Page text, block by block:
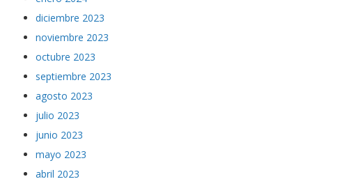
diciembre 2023
noviembre 2023
octubre 2023
septiembre 2023
agosto 2023
julio 2023
junio 2023
mayo 2023
abril 2023